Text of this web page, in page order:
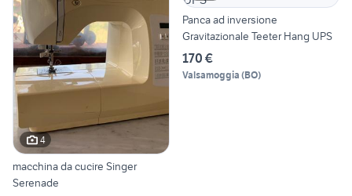
4
macchina da cucire Singer
Serenade
Panca ad inversione
Gravitazionale Teeter Hang UPS
170 €
Valsamoggia (BO)